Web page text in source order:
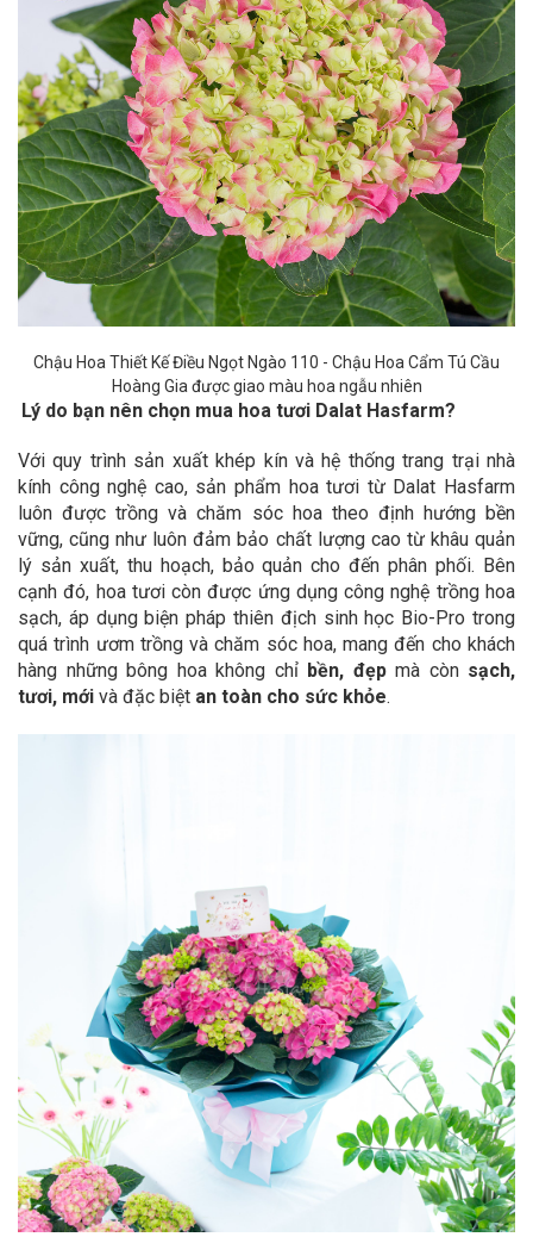
Chậu Hoa Thiết Kế Điều Ngọt Ngào 110 - Chậu Hoa Cẩm Tú Cầu
Hoàng Gia được giao màu hoa ngẫu nhiên
Lý do bạn nên chọn mua hoa tươi Dalat Hasfarm?
Với quy trình sản xuất khép kín và hệ thống trang trại nhà
kính công nghệ cao, sản phẩm hoa tươi từ Dalat Hasfarm
luôn được trồng và chăm sóc hoa theo định hướng bền
vững, cũng như luôn đảm bảo chất lượng cao từ khâu quản
lý sản xuất, thu hoạch, bảo quản cho đến phân phối. Bên
cạnh đó, hoa tươi còn được ứng dụng công nghệ trồng hoa
sạch, áp dụng biện pháp thiên địch sinh học Bio-Pro trong
quá trình ươm trồng và chăm sóc hoa, mang đến cho khách
hàng những bông hoa không chỉ bền, đẹpmà còn sạch,
tươi, mới và đặc biệt an toàn cho sức khỏe.